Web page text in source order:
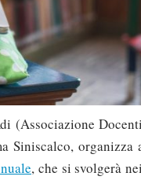
(Associazione
Siniscalco, organizza
, che si svolgerà